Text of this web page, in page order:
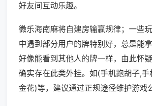
好友间互动乐趣。
微乐海南麻将自建房输赢规律；一些
中遇到部分用户的牌特别好，总是能
好像能看到其他人的牌一样，由此怀
确实存在此类外挂。如(手机跑胡子,
金花)等，建议通过正规途径维护游戏